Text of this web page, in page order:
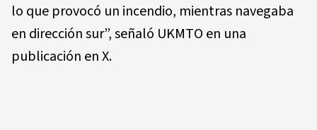
lo que provocó un incendio, mientras navegaba
en dirección sur”, señaló UKMTO en una
publicación en X.